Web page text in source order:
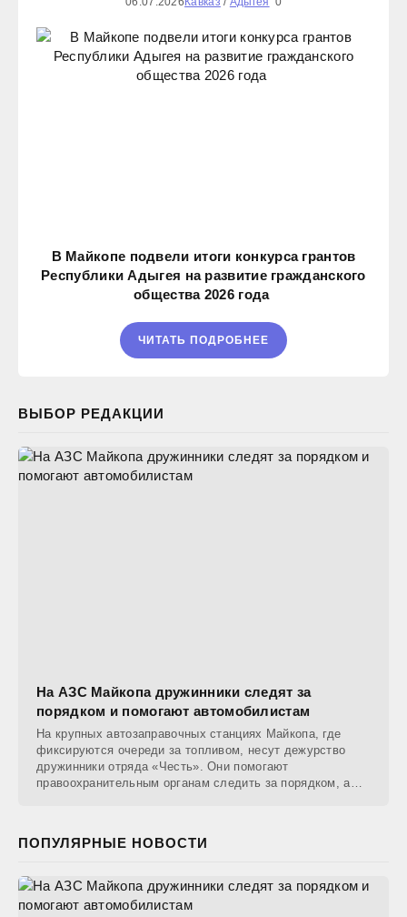
В Майкопе подвели итоги конкурса грантов
Республики Адыгея на развитие гражданского
общества 2026 года
ЧИТАТЬ ПОДРОБНЕЕ
ВЫБОР РЕДАКЦИИ
На АЗС Майкопа дружинники следят за
порядком и помогают автомобилистам
На крупных автозаправочных станциях Майкопа, где
фиксируются очереди за топливом, несут дежурство
дружинники отряда «Честь». Они помогают
правоохранительным органам следить за порядком, а
ПОПУЛЯРНЫЕ НОВОСТИ